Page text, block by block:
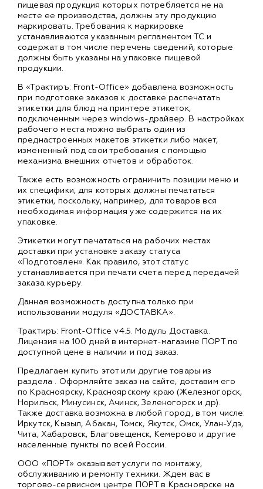
пищевая продукция которых потребляется не на
месте ее производства, должны эту продукцию
маркировать. Требования к маркировке
устанавливаются указанным регламентом ТС и
содержат в том числе перечень сведений, которые
должны быть указаны на упаковке пищевой
продукции.
В «Трактиръ: Front-Office» добавлена возможность
при подготовке заказов к доставке распечатать
этикетки для блюд на принтере этикеток,
подключенным через windows-драйвер. В настройках
рабочего места можно выбрать один из
преднастроенных макетов этикетки либо макет,
измененный под свои требования с помощью
механизма внешних отчетов и обработок.
Также есть возможность ограничить позиции меню и
их специфики, для которых должны печататься
этикетки, поскольку, например, для товаров вся
необходимая информация уже содержится на их
упаковке.
Этикетки могут печататься на рабочих местах
доставки при установке заказу статуса
«Подготовлен». Как правило, этот статус
устанавливается при печати счета перед передачей
заказа курьеру.
Данная возможность доступна только при
использовании модуля «ДОСТАВКА».
Трактиръ: Front-Office v4.5. Модуль Доставка.
Лицензия на 100 дней в интернет-магазине ПОРТ по
доступной цене в наличии и под заказ.
Предлагаем купить этот или другие товары из
раздела . Оформляйте заказ на сайте, доставим его
по Красноярску, Красноярскому краю (Железногорск,
Норильск, Минусинск, Ачинск, Зеленогорск и др).
Также доставка возможна в любой город, в том числе:
Иркутск, Кызыл, Абакан, Томск, Якутск, Омск, Улан-Удэ,
Чита, Хабаровск, Благовещенск, Кемерово и другие
населенные пункты по всей России.
ООО «ПОРТ» оказывает услуги по монтажу,
обслуживанию и ремонту техники. Ждем вас в
торгово-сервисном центре ПОРТ в Красноярске на